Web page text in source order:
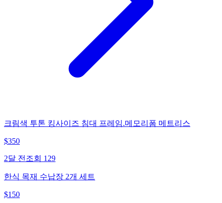
크림색 투톤 킹사이즈 침대 프레임.메모리폼 메트리스
$350
2달 전 조회 129
한식 목재 수납장 2개 세트
$150